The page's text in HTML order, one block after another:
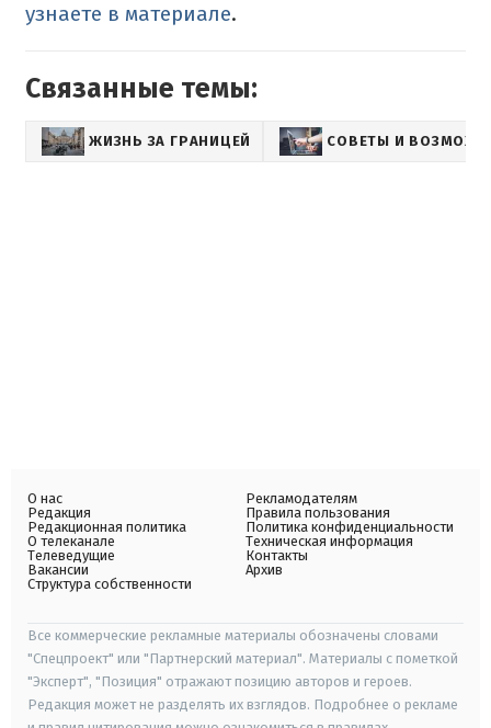
узнаете в материале.
Связанные темы:
ЖИЗНЬ ЗА ГРАНИЦЕЙ СОВЕТЫ И
О нас
Редакция
Редакционная политика
О телеканале
Телеведущие
Вакансии
Структура собственности
Рекламодателям
Правила пользования
Политика конфиденциальности
Техническая информация
Контакты
Архив
Все коммерческие рекламные материалы обозначены словами
"Спецпроект" или "Партнерский материал". Материалы с пометкой
"Эксперт", "Позиция" отражают позицию авторов и героев.
Редакция может не разделять их взглядов. Подробнее о рекламе